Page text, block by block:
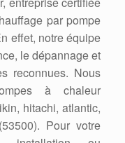
par pompe
effet, notre équipe
le dépannage et
reconnues. Nous
à chaleur
hitachi, atlantic,
Pour votre